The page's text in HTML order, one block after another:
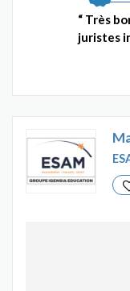
Très
juristes